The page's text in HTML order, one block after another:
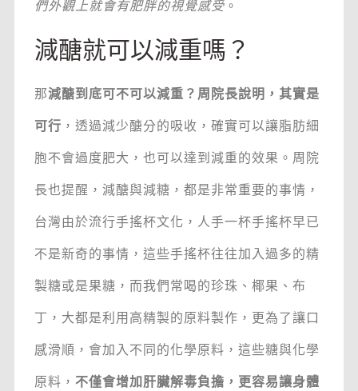
們外觀上就會有肥胖的視覺感受。
減醣就可以減重嗎？
那減醣到底可不可以減重？周院長說明，其實是
可行 ，透過減少醣分的吸收，確實可以讓脂肪細
胞不會過度肥大，也可以達到減重的效果。周院
長也提醒，減醣與減糖，都是非常重要的事情，
台灣由於流行手搖杯文化，人手一杯手搖杯早已
不是新奇的事情，這些手搖杯往往加入過多的精
製糖或是果糖，而我們常喝的珍珠、椰果、布
丁，大都是利用高精製的原料製作，更為了讓口
感滑順，會加入不同的化學原料，這些糖與化學
原料， 不僅會增加肝臟解毒負擔，更容易讓身體